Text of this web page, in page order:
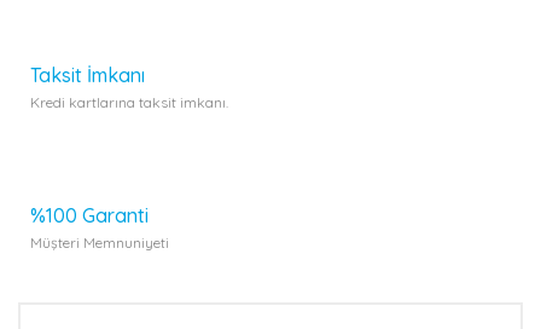
Taksit İmkanı
Kredi kartlarına taksit imkanı.
%100 Garanti
Müşteri Memnuniyeti